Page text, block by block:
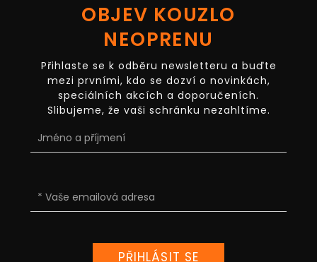
OBJEV KOUZLO
NEOPRENU
Přihlaste se k odběru newsletteru a buďte
mezi prvními, kdo se dozví o novinkách,
speciálních akcích a doporučeních.
Slibujeme, že vaši schránku nezahltíme.
PŘIHLÁSIT SE